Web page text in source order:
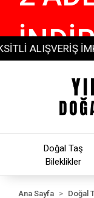
İMKANI...
Doğal Taş
Bileklikler
Ana Sayfa Doğal